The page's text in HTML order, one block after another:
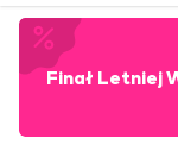
Finał Letniej